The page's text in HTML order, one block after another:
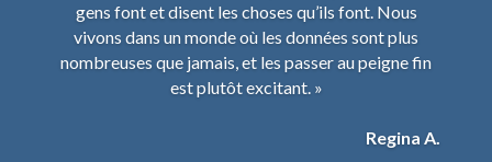
gens font et disent les choses qu’ils font. Nous
vivons dans un monde où les données sont plus
nombreuses que jamais, et les passer au peigne fin
est plutôt excitant. »
Regina A.